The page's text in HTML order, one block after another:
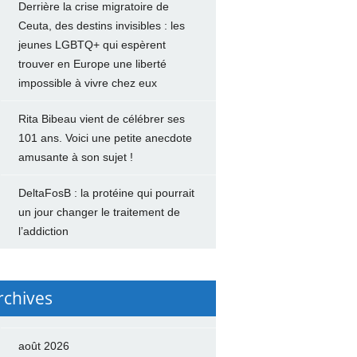
Derrière la crise migratoire de
Ceuta, des destins invisibles : les
jeunes LGBTQ+ qui espèrent
trouver en Europe une liberté
impossible à vivre chez eux
Rita Bibeau vient de célébrer ses
101 ans. Voici une petite anecdote
amusante à son sujet !
DeltaFosB : la protéine qui pourrait
un jour changer le traitement de
l’addiction
août 2026